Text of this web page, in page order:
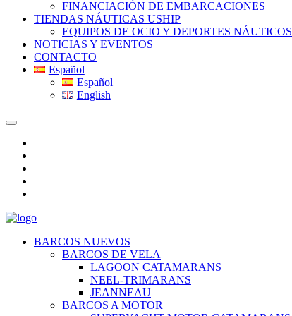
FINANCIACIÓN DE EMBARCACIONES
TIENDAS NÁUTICAS USHIP
EQUIPOS DE OCIO Y DEPORTES NÁUTICOS
NOTICIAS Y EVENTOS
CONTACTO
Español
Español
English
BARCOS NUEVOS
BARCOS DE VELA
LAGOON CATAMARANS
NEEL-TRIMARANS
JEANNEAU
BARCOS A MOTOR